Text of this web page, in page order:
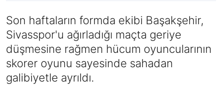
Son haftaların formda ekibi Başakşehir,
Sivasspor'u ağırladığı maçta geriye
düşmesine rağmen hücum oyuncularının
skorer oyunu sayesinde sahadan
galibiyetle ayrıldı.